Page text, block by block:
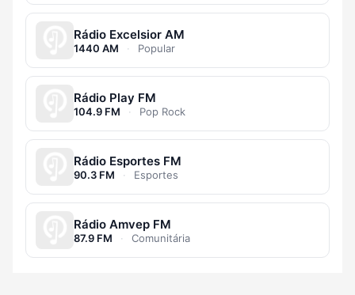
Rádio Excelsior AM
1440 AM · Popular
Rádio Play FM
104.9 FM · Pop Rock
Rádio Esportes FM
90.3 FM · Esportes
Rádio Amvep FM
87.9 FM · Comunitária